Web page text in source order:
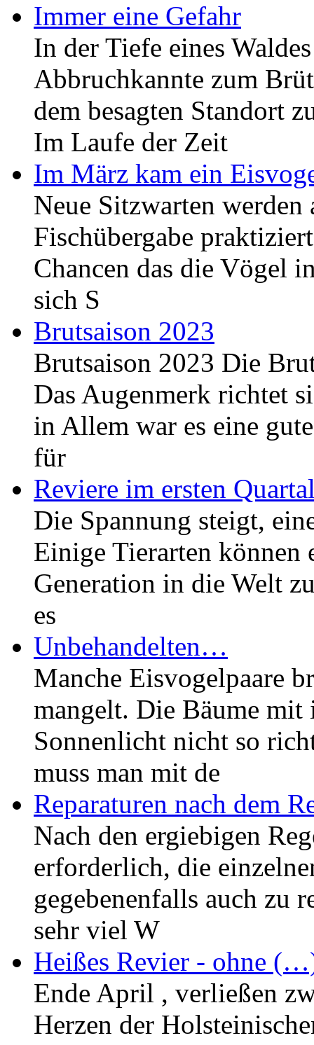
Immer eine Gefahr
In der Tiefe eines
Abbruchkannte zum
dem besagten Standort
Im Laufe der Zeit
Im März kam ein
Neue Sitzwarten
Fischübergabe
Chancen das die Vögel
sich S
Brutsaison 2023
Brutsaison 2023 Die
Das Augenmerk richtet
in Allem war es eine
für
Reviere im ersten
Die Spannung steigt,
Einige Tierarten können
Generation in die Welt
es
Unbehandelten…
Manche Eisvogelpaare
mangelt. Die Bäume mit
Sonnenlicht nicht so
muss man mit de
Reparaturen nach dem
Nach den ergiebigen
erforderlich, die
gegebenenfalls auch zu
sehr viel W
Heißes Revier - ohne
Ende April , verließen
Herzen der